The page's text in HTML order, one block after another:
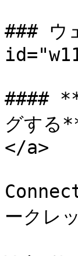
### ウ
#### **
グす
</a>
ークレ